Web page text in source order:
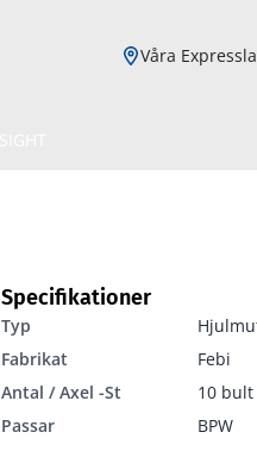
Våra
Specifikationer
Typ
Fabrikat
Febi
Antal / Axel -st
10
Passar
BPW